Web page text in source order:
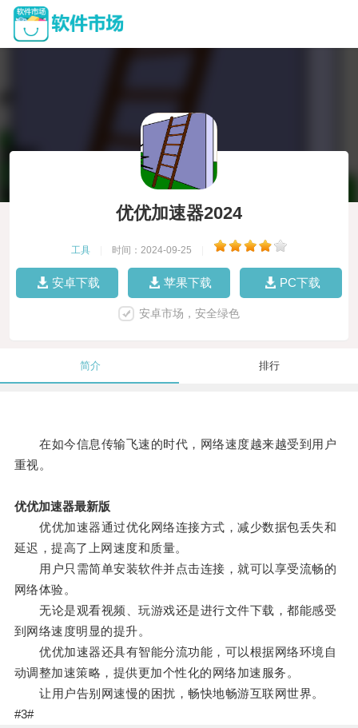
优优加速器2024
工具 时间：2024-09-25
安卓下载 苹果下载 PC下载
安卓市场，安全绿色
简介 排行
在如今信息传输飞速的时代，网络速度越来越受到用户
重视。
优优加速器最新版
优优加速器通过优化网络连接方式，减少数据包丢失和
延迟，提高了上网速度和质量。
用户只需简单安装软件并点击连接，就可以享受流畅的
网络体验。
无论是观看视频、玩游戏还是进行文件下载，都能感受
到网络速度明显的提升。
优优加速器还具有智能分流功能，可以根据网络环境自
动调整加速策略，提供更加个性化的网络加速服务。
让用户告别网速慢的困扰，畅快地畅游互联网世界。
#3#